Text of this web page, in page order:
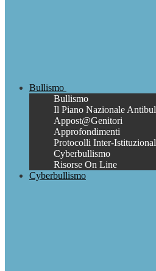
Bullismo
Bullismo
Il Piano Nazionale
Appost@Genitori
Approfondimenti
Protocolli Inter-
Cyberbullismo
Risorse On Line
Cyberbullismo